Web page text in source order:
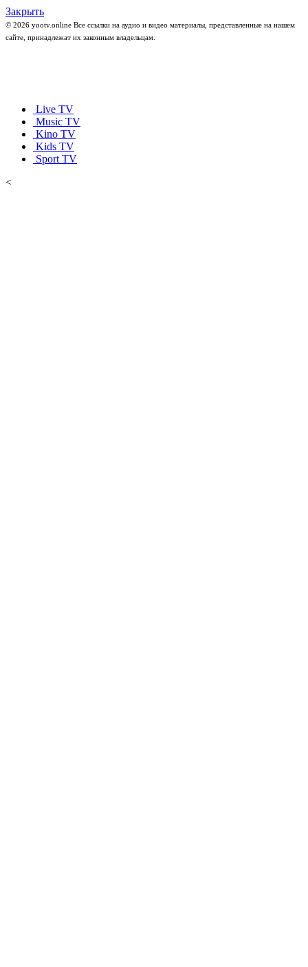
Закрыть
© 2026 yootv.online Все ссылки на аудио и видео материалы, представленные на нашем
сайте, принадлежат их законным владельцам.
Live TV
Music TV
Kino TV
Kids TV
Sport TV
<